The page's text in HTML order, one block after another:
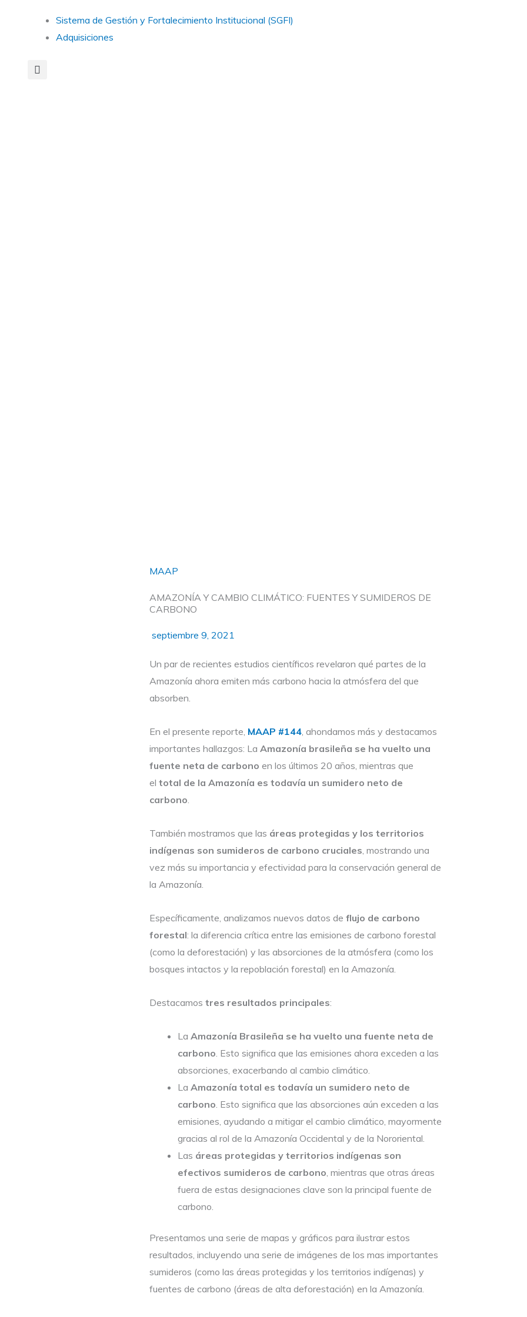
Main
Menu
Sistema de Gestión y Fortalecimiento Institucional (SGFI)
Adquisiciones
MAAP
AMAZONÍA Y CAMBIO CLIMÁTICO: FUENTES Y SUMIDEROS DE
CARBONO
septiembre 9, 2021
Un par de recientes estudios científicos revelaron qué partes de la
Amazonía ahora emiten más carbono hacia la atmósfera del que
absorben.
En el presente reporte, MAAP #144, ahondamos más y destacamos
importantes hallazgos: La Amazonía brasileña se ha vuelto una
fuente neta de carbono en los últimos 20 años, mientras que
el total de la Amazonía es todavía un sumidero neto de
carbono.
También mostramos que las áreas protegidas y los territorios
indígenas son sumideros de carbono cruciales, mostrando una
vez más su importancia y efectividad para la conservación general de
la Amazonía.
Específicamente, analizamos nuevos datos de flujo de carbono
forestal: la diferencia crítica entre las emisiones de carbono forestal
(como la deforestación) y las absorciones de la atmósfera (como los
bosques intactos y la repoblación forestal) en la Amazonía.
Destacamos tres resultados principales:
La Amazonía Brasileña se ha vuelto una fuente neta de
carbono. Esto significa que las emisiones ahora exceden a las
absorciones, exacerbando al cambio climático.
La Amazonía total es todavía un sumidero neto de
carbono. Esto significa que las absorciones aún exceden a las
emisiones, ayudando a mitigar el cambio climático, mayormente
gracias al rol de la Amazonía Occidental y de la Nororiental.
Las áreas protegidas y territorios indígenas son
efectivos sumideros de carbono, mientras que otras áreas
fuera de estas designaciones clave son la principal fuente de
carbono.
Presentamos una serie de mapas y gráficos para ilustrar estos
resultados, incluyendo una serie de imágenes de los mas importantes
sumideros (como las áreas protegidas y los territorios indígenas) y
fuentes de carbono (áreas de alta deforestación) en la Amazonía.